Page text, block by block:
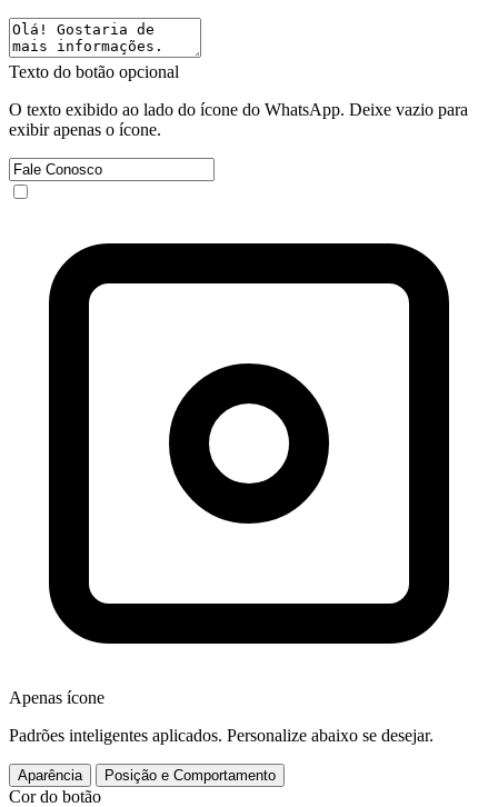
Texto do botão opcional
O texto exibido ao lado do ícone do WhatsApp. Deixe vazio para
exibir apenas o ícone.
Apenas ícone
Padrões inteligentes aplicados. Personalize abaixo se desejar.
Aparência Posição e Comportamento
Cor do botão